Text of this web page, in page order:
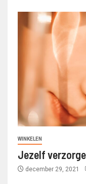
WINKELEN
Jezelf
december 29, 2021